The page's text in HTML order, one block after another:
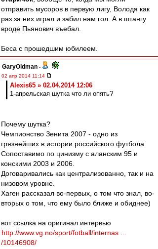
отправить мусоров в первую лигу, Володя как
раз за них играл и забил нам гол. А в штангу
вроде Пьянович въебал.
Беса с прошедшим юбилеем.
GaryOldman -
02 апр 2014 11:14
Alexis65 » 02.04.2014 12:06
1-апрельская шутка что ли опять?
Почему шутка?
Чемпионство Зенита 2007 - одно из
грязнейших в истории российского футбола.
Сопоставимо по цинизму с аланским 95 и
конскими 2003 и 2006.
Договаривались как централизованно, так и на
низовом уровне.
Хаген рассказал во-первых, о том что знал, во-
вторых о том, что ему было ближе и обиднее)
вот ссылка на оригинал интервью
http://www.vg.no/sport/fotball/internas ...
/10146908/